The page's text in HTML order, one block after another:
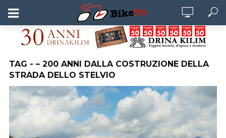
TAG - – 200 ANNI DALLA COSTRUZIONE DELLA
STRADA DELLO STELVIO